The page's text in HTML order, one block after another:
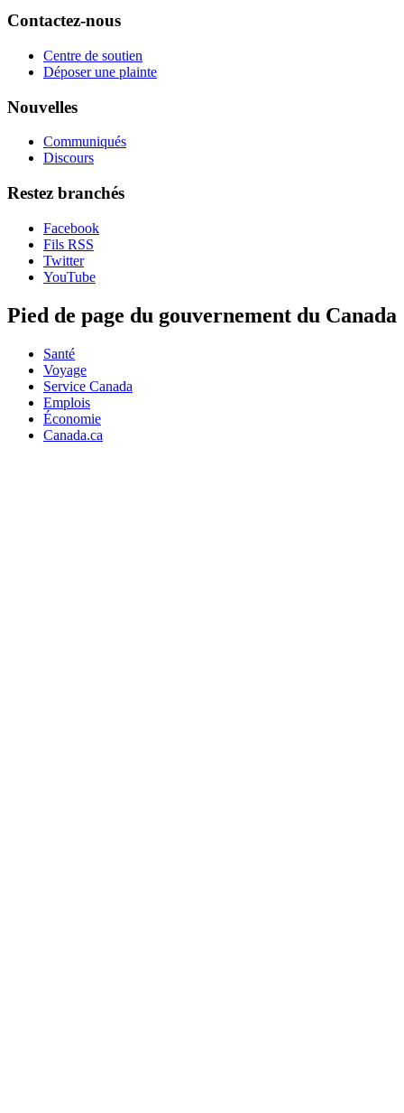
Contactez-nous
Centre de soutien
Déposer une plainte
Nouvelles
Communiqués
Discours
Restez branchés
Facebook
Fils RSS
Twitter
YouTube
Pied de page du gouvernement du Canada
Santé
Voyage
Service Canada
Emplois
Économie
Canada.ca